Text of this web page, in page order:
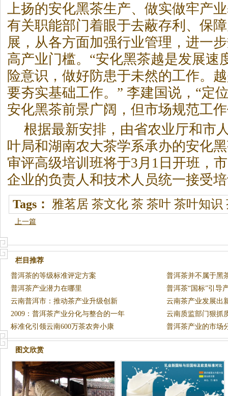
上扬的安化黑茶生产、做实做牢产
有关职能部门着眼于去蔽存利、保
展，从各方面加强行业管理，进一
高产业门槛。“安化黑茶越是发展速
险意识，做好防患于未然的工作。
要夯实基础工作。” 李建国说，“定
安化黑茶前景广阔，但市场规范工
根据最新安排，由省农业厅和市
叶局和湖南农大茶学系承办的安化
审评高级培训班将于3月1日开班，
企业的负责人和技术人员统一接受
Tags： 雅茗居 茶文化 茶 茶叶 茶叶知识
上一篇
栏目推荐
普洱茶的等级标准评定方案
普洱茶并不属于黑
普洱茶产业潜力在哪里
普洱茶“国标”引导
云南普洱市：推动茶产业升级创新
云南茶产业发展出
8日)
2009：普洱茶产业分化与整合的一年
云南质监部门狠抓
强
标准化引领云南600万茶农奔小康 普洱茶产业的市场
图文欣赏